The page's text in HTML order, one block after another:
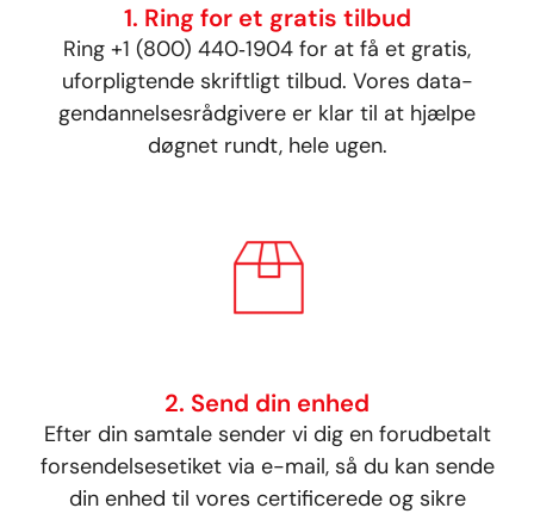
1. Ring for et gratis tilbud
Ring +1 (800) 440‑1904 for at få et gratis,
uforpligtende skriftligt tilbud. Vores data­
gendannelsesrådgivere er klar til at hjælpe
døgnet rundt, hele ugen.
2. Send din enhed
Efter din samtale sender vi dig en forudbetalt
forsendelsesetiket via e-mail, så du kan sende
din enhed til vores certificerede og sikre